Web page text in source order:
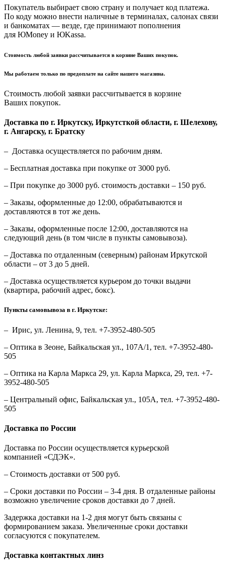
Покупатель выбирает свою страну и получает код платежа.
По коду можно внести наличные в терминалах, салонах связи
и банкоматах — везде, где принимают пополнения
для ЮMoney и ЮKassa.
Стоимость любой заявки рассчитывается в корзине Ваших покупок.
Мы работаем только по предоплате на сайте нашего магазина.
Стоимость любой заявки рассчитывается в корзине
Ваших покупок.
Доставка по г. Иркутску, Иркутсткой области, г. Шелехову,
г. Ангарску, г. Братску
– Доставка осуществляется по рабочим дням.
– Бесплатная доставка при покупке от 3000 руб.
– При покупке до 3000 руб. стоимость доставки – 150 руб.
– Заказы, оформленные до 12:00, обрабатываются и
доставляются в тот же день.
– Заказы, оформленные после 12:00, доставляются на
следующий день (в том числе в пункты самовывоза).
– Доставка по отдаленным (северным) районам Иркутской
области – от 3 до 5 дней.
– Доставка осуществляется курьером до точки выдачи
(квартира, рабочий адрес, бокс).
Пункты самовывоза в г. Иркутске:
– Ирис, ул. Ленина, 9, тел. +7-3952-480-505
– Оптика в Зеоне, Байкальская ул., 107А/1, тел. +7-3952-480-
505
– Оптика на Карла Маркса 29, ул. Карла Маркса, 29, тел. +7-
3952-480-505
– Центральный офис, Байкальская ул., 105А, тел. +7-3952-480-
505
Доставка по России
Доставка по России осуществляется курьерской
компанией «СДЭК».
– Стоимость доставки от 500 руб.
– Сроки доставки по России – 3-4 дня. В отдаленные районы
возможно увеличение сроков доставки до 7 дней.
Задержка доставки на 1-2 дня могут быть связаны с
формированием заказа. Увеличенные сроки доставки
согласуются с покупателем.
Доставка контактных линз